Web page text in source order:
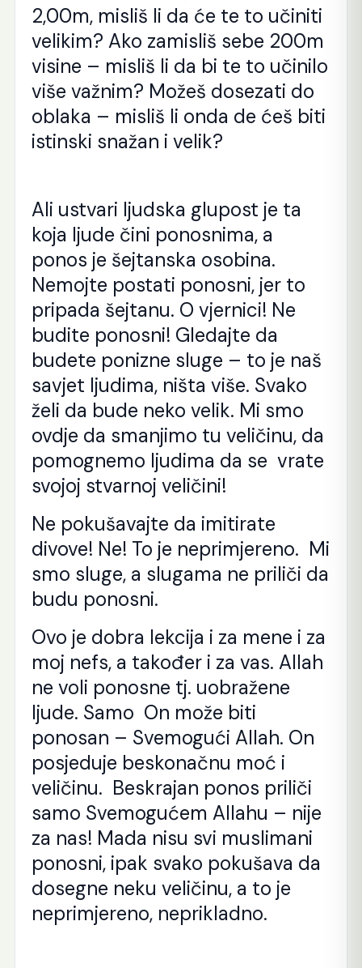
2,00m, misliš li da će te to učiniti
velikim? Ako zamisliš sebe 200m
visine – misliš li da bi te to učinilo
više važnim? Možeš dosezati do
oblaka – misliš li onda de ćeš biti
istinski snažan i velik?
Ali ustvari ljudska glupost je ta
koja ljude čini ponosnima, a
ponos je šejtanska osobina.
Nemojte postati ponosni, jer to
pripada šejtanu. O vjernici! Ne
budite ponosni! Gledajte da
budete ponizne sluge – to je naš
savjet ljudima, ništa više. Svako
želi da bude neko velik. Mi smo
ovdje da smanjimo tu veličinu, da
pomognemo ljudima da se vrate
svojoj stvarnoj veličini!
Ne pokušavajte da imitirate
divove! Ne! To je neprimjereno. Mi
smo sluge, a slugama ne priliči da
budu ponosni.
Ovo je dobra lekcija i za mene i za
moj nefs, a također i za vas. Allah
ne voli ponosne tj. uobražene
ljude. Samo On može biti
ponosan – Svemogući Allah. On
posjeduje beskonačnu moć i
veličinu. Beskrajan ponos priliči
samo Svemogućem Allahu – nije
za nas! Mada nisu svi muslimani
ponosni, ipak svako pokušava da
dosegne neku veličinu, a to je
neprimjereno, neprikladno.